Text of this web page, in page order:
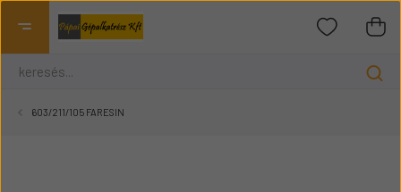
603/211/105 FARESIN